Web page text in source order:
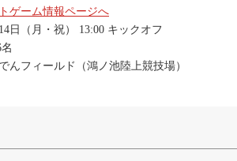
ゲーム情報ページへ
日（月・祝） 13:00 キックオフ
んフィールド（鴻ノ池陸上競技場）